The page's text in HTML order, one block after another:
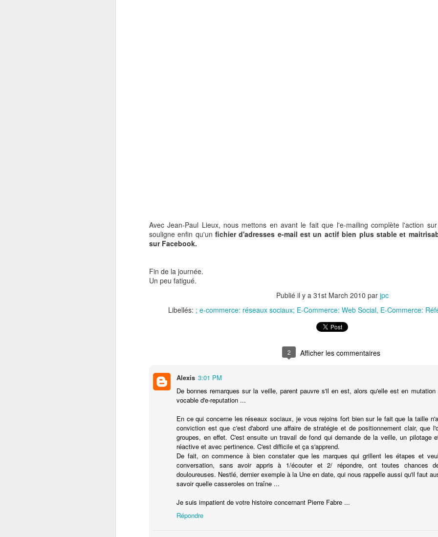
Avec Jean-Paul Lieux, nous mettons en avant le fait que l'e-mailing complète l'action
souligne enfin qu'unfichier d'adresses e-mail est un actif bien plus stable et
sur Facebook.
Fin de la journée.
Un peu fatigué.
Publié il y a 31st March 2010 par jpc
Libellés: ; e-commerce: réseaux sociaux; E-Commerce: Web Social E-Commerce:
2 Afficher les commentaires
Alexis 3:01 PM
De bonnes remarques sur la veille, parent pauvre s'il en est, alors qu'elle est en
vocable d'e-reputation ...
En ce qui concerne les réseaux sociaux, je vous rejoins fort bien sur le fait que la taille
conviction est que c'est d'abord une affaire de stratégie et de positionnement clair, que
groupes, en effet. C'est ensuite un travail de fond qui demande de la veille, un pilotage
réactive et avec pertinence. C'est difficile et ça s'apprend.
De fait, on commence à bien constater que les marques qui grillent les étapes et
conversation, sans avoir appris à 1/écouter et 2/ répondre, ont toutes chances
douloureuses. Nestlé, dernier exemple à la Une en date, qui nous rappelle aussi qu'il faut
savoir quelle casseroles on traîne ...
Je suis impatient de votre histoire concernant Pierre Fabre ...
Répondre
BtoB : la Reprise post Covid-19 sera digitale et services. Le Plan
90 premiers jours. Le Webinar.